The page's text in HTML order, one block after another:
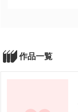
作品一覧